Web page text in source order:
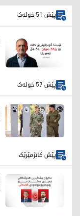
پێش 51 خولەک
پێش 57 خولەک
پێش کاتژمێرێک